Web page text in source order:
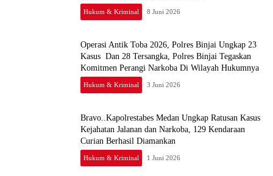
Hukum & Kriminal 8 Juni 2026
Operasi Antik Toba 2026, Polres Binjai Ungkap 23
Kasus Dan 28 Tersangka, Polres Binjai Tegaskan
Komitmen Perangi Narkoba Di Wilayah Hukumnya
Hukum & Kriminal 3 Juni 2026
Bravo..Kapolrestabes Medan Ungkap Ratusan Kasus
Kejahatan Jalanan dan Narkoba, 129 Kendaraan
Curian Berhasil Diamankan
Hukum & Kriminal 1 Juni 2026